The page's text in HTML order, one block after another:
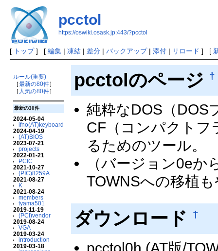
pcctol
https://oswiki.osask.jp:443/?pcctol
[ トップ] [ 編集| 凍結| 差分| バックアップ| 添付| リロード ] [
ルール(重要)
［最新の80件］
［ 人気の80件］
最新の30件
2024-05-04
ifno(AT)keyboard
2024-04-19
(AT)BIOS
2023-07-21
projects
2022-01-21
PCIC
2021-10-27
(PIC)8259A
2021-08-27
K
2021-08-24
members
tyama501
2019-11-19
(PCI)vendor
2019-08-24
VGA
2019-03-24
introduction
2019-03-18
pcctolのページ †
純粋なDOS（DOS
CF（コンパクトフ
るためのツール。
（バージョン0e
TOWNSへの移植
ダウンロード †
pcctol0h (AT版/